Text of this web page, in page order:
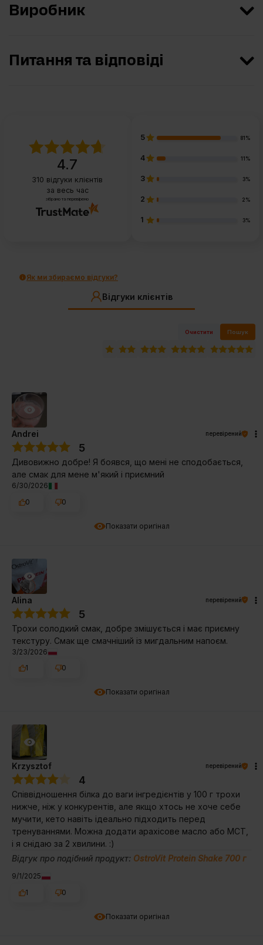
Виробник
Питання та відповіді
4.7
310 відгуки клієнтів
за весь час
зібрано та перевірено
5 81%
4 11%
3 3%
2 2%
1 3%
Як ми збираємо відгуки?
Відгуки клієнтів
Очистити Пошук
Показати оригінал
Andrei перевірений
5
Дивовижно добре! Я боявся, що мені не сподобається,
але смак для мене м'який і приємний
6/30/2026
0
0
Показати оригінал
Alina перевірений
5
Трохи солодкий смак, добре змішується і має приємну
текстуру. Смак ще смачніший із мигдальним напоєм.
3/23/2026
1
0
Показати оригінал
Krzysztof перевірений
4
Співвідношення білка до ваги інгредієнтів у 100 г трохи
нижче, ніж у конкурентів, але якщо хтось не хоче себе
мучити, кето навіть ідеально підходить перед
тренуваннями. Можна додати арахісове масло або MCT,
і я снідаю за 2 хвилини. :)
Відгук про подібний продукт: OstroVit Protein Shake 700 г
9/1/2025
1
0